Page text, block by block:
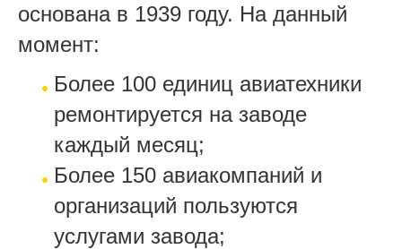
основана в 1939 году. На данный
момент:
Более 100 единиц авиатехники
ремонтируется на заводе
каждый месяц;
Более 150 авиакомпаний и
организаций пользуются
услугами завода;